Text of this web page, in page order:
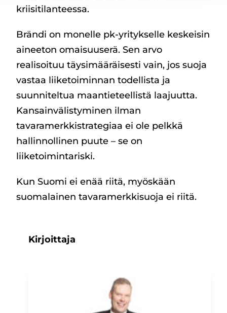
kriisitilanteessa.
Brändi on monelle pk-yritykselle keskeisin
aineeton omaisuuserä. Sen arvo
realisoituu täysimääräisesti vain, jos suoja
vastaa liiketoiminnan todellista ja
suunniteltua maantieteellistä laajuutta.
Kansainvälistyminen ilman
tavaramerkkistrategiaa ei ole pelkkä
hallinnollinen puute – se on
liiketoimintariski.
Kun Suomi ei enää riitä, myöskään
suomalainen tavaramerkkisuoja ei riitä.
Kirjoittaja